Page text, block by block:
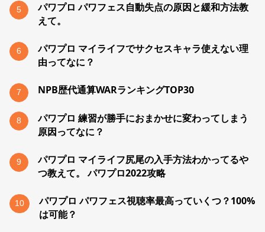
5
パワプロ パワフェス自動失点の原因と緩和方法教
えて。
6
パワプロ マイライフでサクセスキャラ使えない理
由ってなに？
7 NPB歴代通算WARランキングTOP30
8
パワプロ 練習が勝手におまかせに変わってしまう
原因ってなに？
9
パワプロ マイライフ尻尾の入手方法わかってるや
つ教えて。 パワプロ2022攻略
10
パワプロ パワフェス視聴率最高っていくつ？100%
は可能？